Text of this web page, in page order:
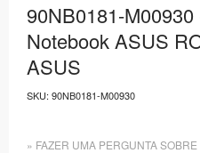
90NB0181-
Notebook ASUS
ASUS
SKU: 90NB0181-M00930
» FAZER UMA PERGUNTA